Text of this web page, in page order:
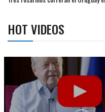
HOT VIDEOS
Campaña de turismo otoño-